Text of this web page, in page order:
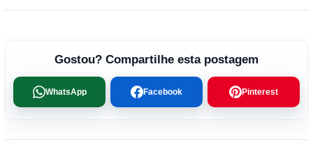
Gostou? Compartilhe esta postagem
WhatsApp Facebook Pinterest